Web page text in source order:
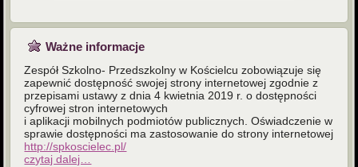
Ważne informacje
Zespół Szkolno- Przedszkolny w Kościelcu zobowiązuje się
zapewnić dostępność swojej strony internetowej zgodnie z
przepisami ustawy z dnia 4 kwietnia 2019 r. o dostępności
cyfrowej stron internetowych
i aplikacji mobilnych podmiotów publicznych. Oświadczenie w
sprawie dostępności ma zastosowanie do strony internetowej
http://spkoscielec.pl/
czytaj dalej…